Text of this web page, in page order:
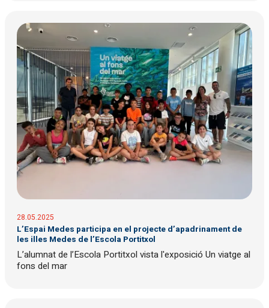
28.05.2025
L’Espai Medes participa en el projecte d’apadrinament de
les illes Medes de l’Escola Portitxol
L’alumnat de l’Escola Portitxol vista l'exposició Un viatge al
fons del mar